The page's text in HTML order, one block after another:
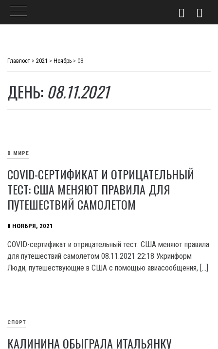
Главпост > 2021 > Ноябрь > 08
ДЕНЬ: 08.11.2021
В МИРЕ
COVID-СЕРТИФИКАТ И ОТРИЦАТЕЛЬНЫЙ
ТЕСТ: США МЕНЯЮТ ПРАВИЛА ДЛЯ
ПУТЕШЕСТВИЙ САМОЛЕТОМ
8 НОЯБРЯ, 2021
COVID-сертификат и отрицательный тест: США меняют правила
для путешествий самолетом 08.11.2021 22:18 Укринформ
Люди, путешествующие в США с помощью авиасообщения, […]
СПОРТ
КАЛИНИНА ОБЫГРАЛА ИТАЛЬЯНКУ